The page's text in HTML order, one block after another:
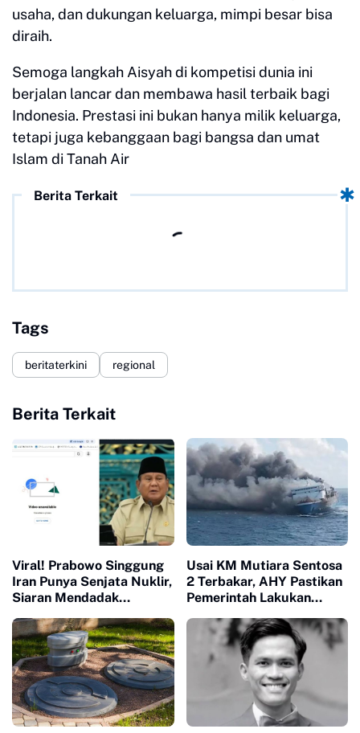
usaha, dan dukungan keluarga, mimpi besar bisa
diraih.
Semoga langkah Aisyah di kompetisi dunia ini
berjalan lancar dan membawa hasil terbaik bagi
Indonesia. Prestasi ini bukan hanya milik keluarga,
tetapi juga kebanggaan bagi bangsa dan umat
Islam di Tanah Air
Berita Terkait
Tags
beritaterkini regional
Berita Terkait
Viral! Prabowo Singgung
Iran Punya Senjata Nuklir,
Siaran Mendadak
Usai KM Mutiara Sentosa
2 Terbakar, AHY Pastikan
Pemerintah Lakukan
Keselamatan Pelayaran